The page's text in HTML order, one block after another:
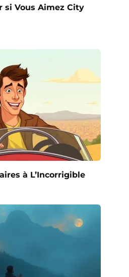
si Vous Aimez City
à L’Incorrigible